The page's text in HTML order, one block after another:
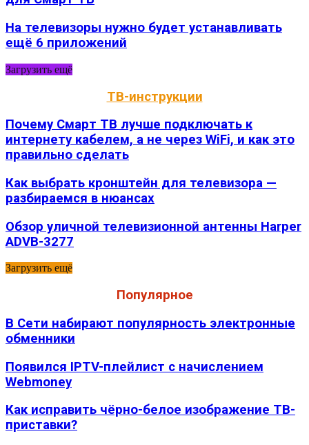
На телевизоры нужно будет устанавливать
ещё 6 приложений
Загрузить ещё
ТВ-инструкции
Почему Смарт ТВ лучше подключать к
интернету кабелем, а не через WiFi, и как это
правильно сделать
Как выбрать кронштейн для телевизора —
разбираемся в нюансах
Обзор уличной телевизионной антенны Harper
ADVB-3277
Загрузить ещё
Популярное
В Сети набирают популярность электронные
обменники
Появился IPTV-плейлист с начислением
Webmoney
Как исправить чёрно-белое изображение ТВ-
приставки?